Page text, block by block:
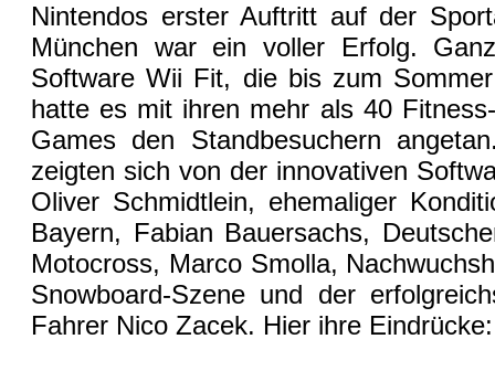
Nintendos erster Auftritt auf der
München war ein voller Erfolg.
Software Wii Fit, die bis zum
hatte es mit ihren mehr als 40
Games den Standbesuchern
zeigten sich von der innovativen
Oliver Schmidtlein, ehemaliger
Bayern, Fabian Bauersachs,
Motocross, Marco Smolla,
Snowboard-Szene und der
Fahrer Nico Zacek. Hier ihre Eindrücke: